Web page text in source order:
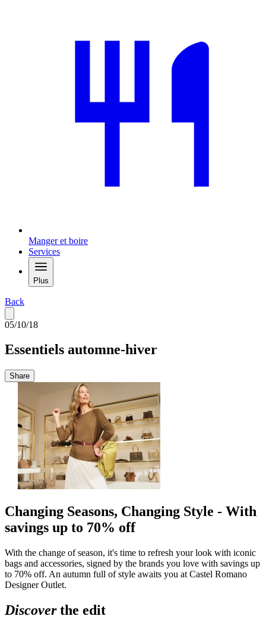
Manger et boire
Services
Plus
Back
05/10/18
Essentiels automne-hiver
Share
Changing Seasons, Changing Style - With
savings up to 70% off
With the change of season, it's time to refresh your look with iconic
bags and accessories, signed by the brands you love with savings up
to 70% off. An autumn full of style awaits you at Castel Romano
Designer Outlet.
Discoverthe edit